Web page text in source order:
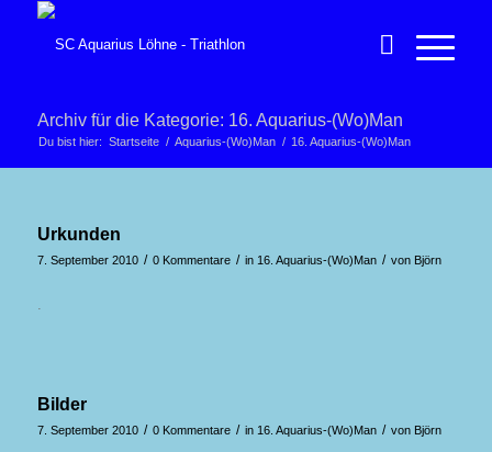
Archiv für die Kategorie: 16. Aquarius-(Wo)Man
Du bist hier: Startseite / Aquarius-(Wo)Man / 16. Aquarius-(Wo)Man
Urkunden
7. September 2010 / 0 Kommentare / in 16. Aquarius-(Wo)Man / von Björn
.
Bilder
7. September 2010 / 0 Kommentare / in 16. Aquarius-(Wo)Man / von Björn